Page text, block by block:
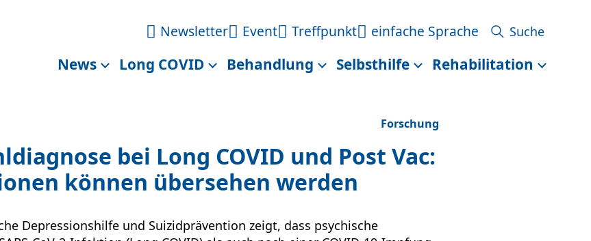
Newsletter Event Treffpunkt einfache Sprache
News Long COVID Behandlung Selbsthilfe Rehabilitation
Forschung
bei Long COVID und Post Vac:
können übersehen werden
Depressionshilfe und Suizidprävention zeigt, dass psychische